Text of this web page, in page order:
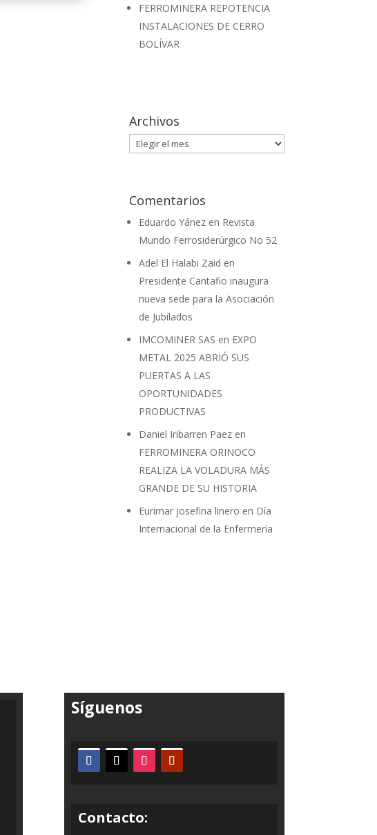
FERROMINERA REPOTENCIA
INSTALACIONES DE CERRO
BOLÍVAR
Archivos
Archivos
Comentarios
Eduardo Yánez en Revista
Mundo Ferrosiderúrgico No 52
Adel El Halabi Zaid en
Presidente Cantafio inaugura
nueva sede para la Asociación
de Jubilados
IMCOMINER SAS en EXPO
METAL 2025 ABRIÓ SUS
PUERTAS A LAS
OPORTUNIDADES
PRODUCTIVAS
Daniel Iribarren Paez en
FERROMINERA ORINOCO
REALIZA LA VOLADURA MÁS
GRANDE DE SU HISTORIA
Eurimar josefina linero en Día
Internacional de la Enfermería
Síguenos
Contacto: